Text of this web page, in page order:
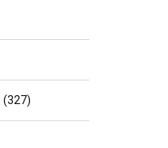
(327)